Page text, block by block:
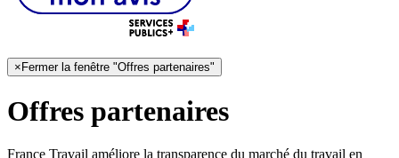
×Fermer la fenêtre "Offres partenaires"
Offres partenaires
France Travail améliore la transparence du marché du travail en